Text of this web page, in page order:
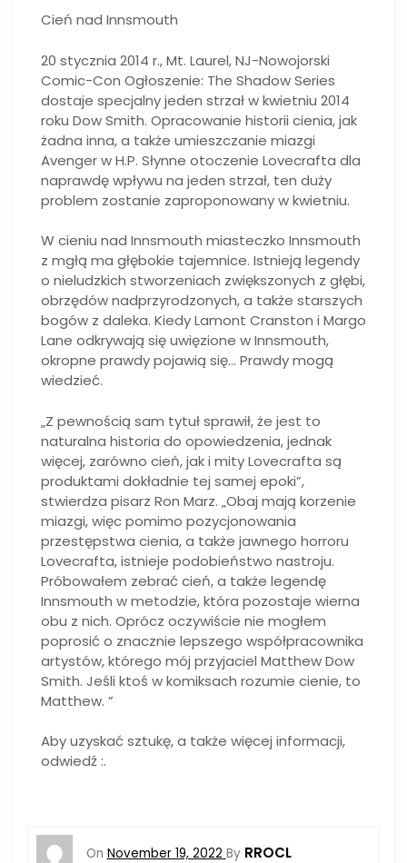
Cień nad Innsmouth
20 stycznia 2014 r., Mt. Laurel, NJ-Nowojorski
Comic-Con Ogłoszenie: The Shadow Series
dostaje specjalny jeden strzał w kwietniu 2014
roku Dow Smith. Opracowanie historii cienia, jak
żadna inna, a także umieszczanie miazgi
Avenger w H.P. Słynne otoczenie Lovecrafta dla
naprawdę wpływu na jeden strzał, ten duży
problem zostanie zaproponowany w kwietniu.
W cieniu nad Innsmouth miasteczko Innsmouth
z mgłą ma głębokie tajemnice. Istnieją legendy
o nieludzkich stworzeniach zwiększonych z głębi,
obrzędów nadprzyrodzonych, a także starszych
bogów z daleka. Kiedy Lamont Cranston i Margo
Lane odkrywają się uwięzione w Innsmouth,
okropne prawdy pojawią się… Prawdy mogą
wiedzieć.
„Z pewnością sam tytuł sprawił, że jest to
naturalna historia do opowiedzenia, jednak
więcej, zarówno cień, jak i mity Lovecrafta są
produktami dokładnie tej samej epoki”,
stwierdza pisarz Ron Marz. „Obaj mają korzenie
miazgi, więc pomimo pozycjonowania
przestępstwa cienia, a także jawnego horroru
Lovecrafta, istnieje podobieństwo nastroju.
Próbowałem zebrać cień, a także legendę
Innsmouth w metodzie, która pozostaje wierna
obu z nich. Oprócz oczywiście nie mogłem
poprosić o znacznie lepszego współpracownika
artystów, którego mój przyjaciel Matthew Dow
Smith. Jeśli ktoś w komiksach rozumie cienie, to
Matthew. ”
Aby uzyskać sztukę, a także więcej informacji,
odwiedź :.
On November 19, 2022 By RROCL